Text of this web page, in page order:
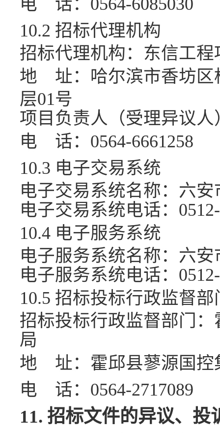
电
话： 0564-6085030
10.2 招标代理机构
招标代理机构： 东信工程
地
址： 哈尔滨市香坊
层01号
项目负责人 （受理异议人
电
话： 0564-6661258
10.3 电子交易系统
电子交易系统名称： 六安
电子交易系统电话：
10.4 电子服务系统
电子服务系统名称： 六安
电子服务系统电话：
10.5 招标投标行政监督部
招标投标行政监督部门：
局
地
址：霍邱县蓼源国
电
话： 0564-2717089
11. 招标文件的异议、投